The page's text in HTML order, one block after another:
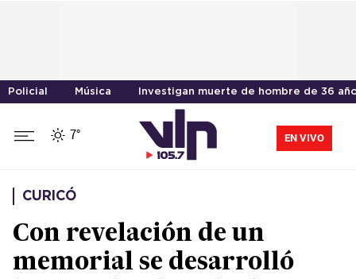
Policial Música Investigan muerte de hombre de 36
7° EN VIVO
CURICÓ
Con revelación de un
memorial se desarrolló